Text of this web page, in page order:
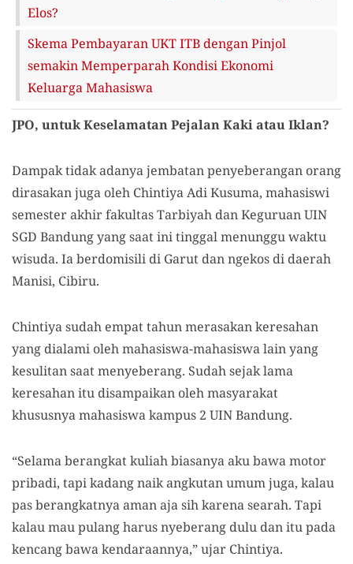
Elos?
Skema Pembayaran UKT ITB dengan Pinjol
semakin Memperparah Kondisi Ekonomi
Keluarga Mahasiswa
JPO, untuk Keselamatan Pejalan Kaki atau Iklan?
Dampak tidak adanya jembatan penyeberangan orang
dirasakan juga oleh Chintiya Adi Kusuma, mahasiswi
semester akhir fakultas Tarbiyah dan Keguruan UIN
SGD Bandung yang saat ini tinggal menunggu waktu
wisuda. Ia berdomisili di Garut dan ngekos di daerah
Manisi, Cibiru.
Chintiya sudah empat tahun merasakan keresahan
yang dialami oleh mahasiswa-mahasiswa lain yang
kesulitan saat menyeberang. Sudah sejak lama
keresahan itu disampaikan oleh masyarakat
khususnya mahasiswa kampus 2 UIN Bandung.
“Selama berangkat kuliah biasanya aku bawa motor
pribadi, tapi kadang naik angkutan umum juga, kalau
pas berangkatnya aman aja sih karena searah. Tapi
kalau mau pulang harus nyeberang dulu dan itu pada
kencang bawa kendaraannya,” ujar Chintiya.